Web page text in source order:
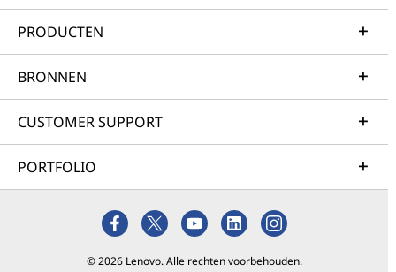
PRODUCTEN
BRONNEN
CUSTOMER SUPPORT
PORTFOLIO
© 2026 Lenovo. Alle rechten voorbehouden.